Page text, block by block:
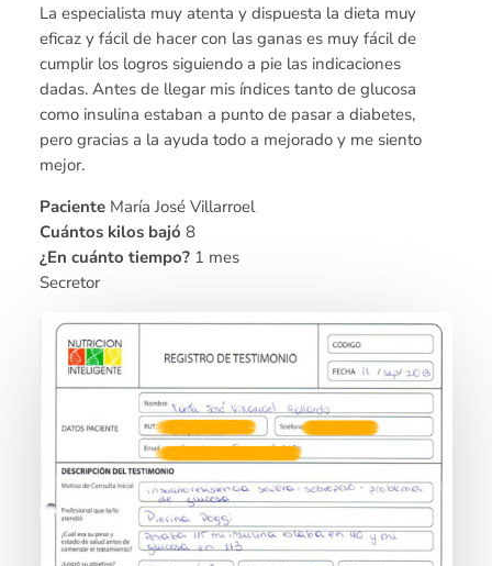
La especialista muy atenta y dispuesta la dieta muy
eficaz y fácil de hacer con las ganas es muy fácil de
cumplir los logros siguiendo a pie las indicaciones
dadas. Antes de llegar mis índices tanto de glucosa
como insulina estaban a punto de pasar a diabetes,
pero gracias a la ayuda todo a mejorado y me siento
mejor.
Paciente María José Villarroel
Cuántos kilos bajó 8
¿En cuánto tiempo? 1 mes
Secretor